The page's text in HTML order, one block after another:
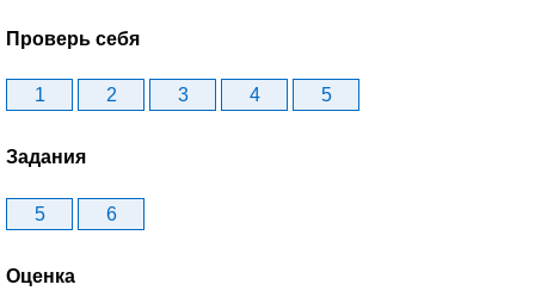
Проверь себя
1 2 3 4 5
Задания
5 6
Оценка